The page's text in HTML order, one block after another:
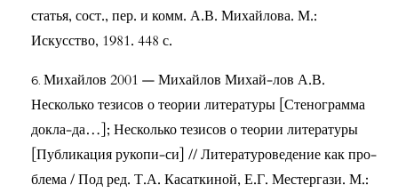
статья, сост., пер. и комм. А.В. Михайлова. М.:
Искусство, 1981. 448 с.
Михайлов 2001 — Михайлов Михай-лов А.В.
Несколько тезисов о теории литературы [Стенограмма
докла-да…]; Несколько тезисов о теории литературы
[Публикация рукопи-си] // Литературоведение как про-
блема / Под ред. Т.А. Касаткиной, Е.Г. Местергази. М.: